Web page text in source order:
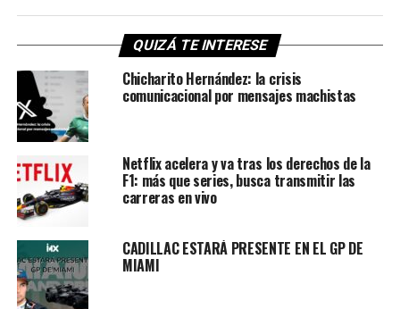
QUIZÁ TE INTERESE
Chicharito Hernández: la crisis
comunicacional por mensajes machistas
Netflix acelera y va tras los derechos de la
F1: más que series, busca transmitir las
carreras en vivo
CADILLAC ESTARÁ PRESENTE EN EL GP DE
MIAMI